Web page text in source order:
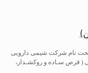
سال 1363 در اصفهان تحت نام شرکت شیمی دارویی
( قرص سـاده و روكشـدار،